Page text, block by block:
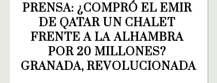
PRENSA: ¿COMPRÓ EL EMIR
DE QATAR UN CHALET
FRENTE A LA ALHAMBRA
POR 20 MILLONES?
GRANADA, REVOLUCIONADA